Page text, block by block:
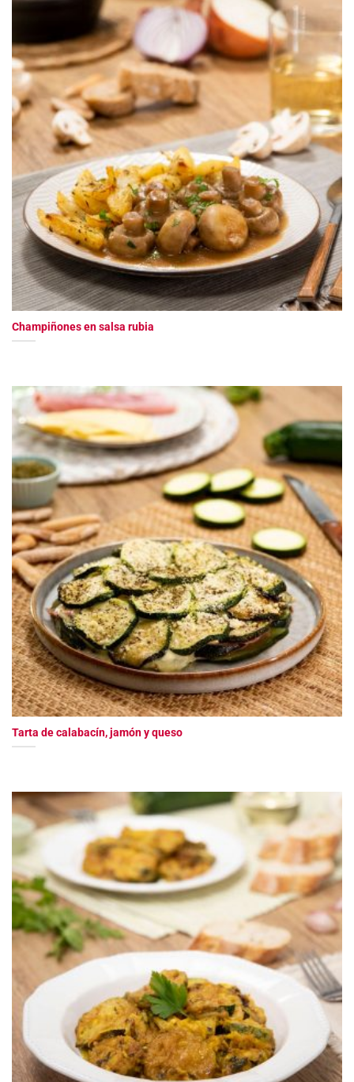
Champiñones en salsa rubia
Tarta de calabacín, jamón y queso